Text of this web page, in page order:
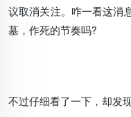
议取消关注。咋一看这消
墓，作死的节奏吗?
不过仔细看了一下，却发